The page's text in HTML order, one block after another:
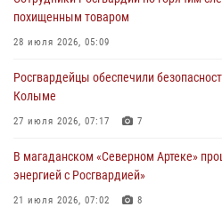
похищенным товаром
28 июля 2026, 05:09
Росгвардейцы обеспечили
Колыме
27 июля 2026, 07:17 7
В магаданском «Северном Артеке»
энергией с Росгвардией»
21 июля 2026, 07:02 8